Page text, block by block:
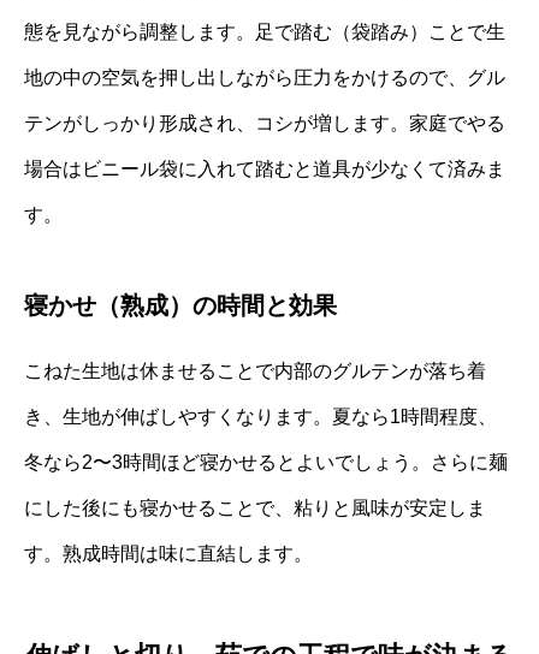
態を見ながら調整します。足で踏む（袋踏み）ことで生
地の中の空気を押し出しながら圧力をかけるので、グル
テンがしっかり形成され、コシが増します。家庭でやる
場合はビニール袋に入れて踏むと道具が少なくて済みま
す。
寝かせ（熟成）の時間と効果
こねた生地は休ませることで内部のグルテンが落ち着
き、生地が伸ばしやすくなります。夏なら1時間程度、
冬なら2〜3時間ほど寝かせるとよいでしょう。さらに麺
にした後にも寝かせることで、粘りと風味が安定しま
す。熟成時間は味に直結します。